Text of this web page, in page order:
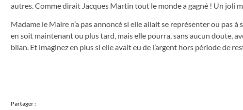
autres. Comme dirait Jacques Martin tout le monde a gagné ! Un joli
Madame le Maire n’a pas annoncé si elle allait se représenter ou pas
en soit maintenant ou plus tard, mais elle pourra, sans aucun doute,
bilan. Et imaginez en plus si elle avait eu de l’argent hors période de
Partager :